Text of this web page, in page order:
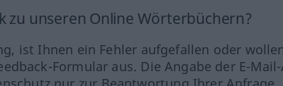
zu unseren Online Wörterbüchern?
ist Ihnen ein Fehler aufgefallen oder
Formular aus. Die Angabe der E-